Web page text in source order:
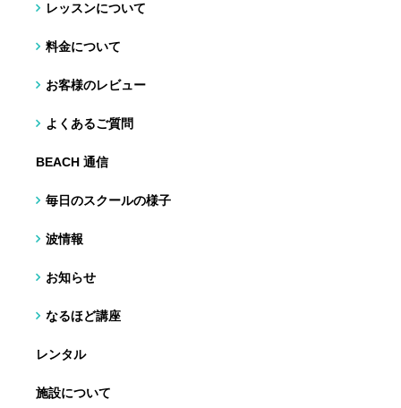
レッスンについて
料金について
お客様のレビュー
よくあるご質問
BEACH 通信
毎日のスクールの様子
波情報
お知らせ
なるほど講座
レンタル
施設について